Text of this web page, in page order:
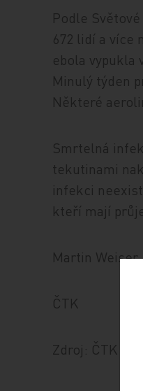
Podle
672 lidí a více
ebola vypukla
Minulý týden
Některé
Smrtelná
tekutinami
infekci
kteří mají
Martin Weiser
ČTK
Zdroj: ČTK